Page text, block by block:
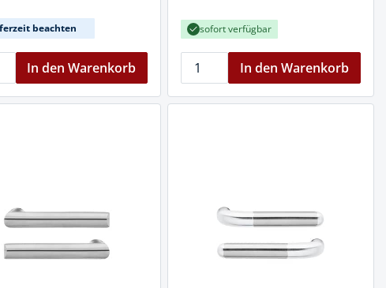
beachten
In den Warenkorb
sofort verfügbar
In den Warenkorb